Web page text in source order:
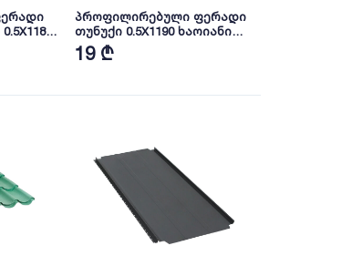
პროფილირებული ფერადი
თუნუქი 0.5X1190 ხაოიანი
WOOD NOVA
19 ₾